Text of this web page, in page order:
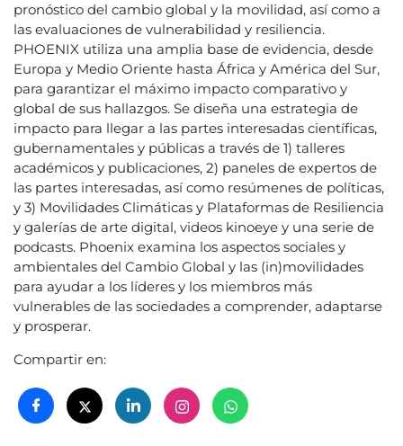
pronóstico del cambio global y la movilidad, así como a
las evaluaciones de vulnerabilidad y resiliencia.
PHOENIX utiliza una amplia base de evidencia, desde
Europa y Medio Oriente hasta África y América del Sur,
para garantizar el máximo impacto comparativo y
global de sus hallazgos. Se diseña una estrategia de
impacto para llegar a las partes interesadas científicas,
gubernamentales y públicas a través de 1) talleres
académicos y publicaciones, 2) paneles de expertos de
las partes interesadas, así como resúmenes de políticas,
y 3) Movilidades Climáticas y Plataformas de Resiliencia
y galerías de arte digital, videos kinoeye y una serie de
podcasts. Phoenix examina los aspectos sociales y
ambientales del Cambio Global y las (in)movilidades
para ayudar a los líderes y los miembros más
vulnerables de las sociedades a comprender, adaptarse
y prosperar.
Compartir en: